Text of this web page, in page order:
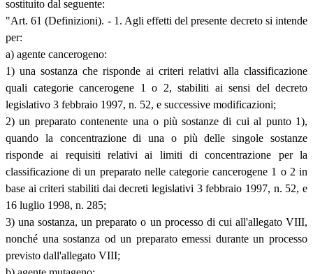
sostituito dal seguente:
"Art. 61 (Definizioni). - 1. Agli effetti del presente decreto si intende
per:
a) agente cancerogeno:
1) una sostanza che risponde ai criteri relativi alla classificazione
quali categorie cancerogene 1 o 2, stabiliti ai sensi del decreto
legislativo 3 febbraio 1997, n. 52, e successive modificazioni;
2) un preparato contenente una o più sostanze di cui al punto 1),
quando la concentrazione di una o più delle singole sostanze
risponde ai requisiti relativi ai limiti di concentrazione per la
classificazione di un preparato nelle categorie cancerogene 1 o 2 in
base ai criteri stabiliti dai decreti legislativi 3 febbraio 1997, n. 52, e
16 luglio 1998, n. 285;
3) una sostanza, un preparato o un processo di cui all'allegato VIII,
nonché una sostanza od un preparato emessi durante un processo
previsto dall'allegato VIII;